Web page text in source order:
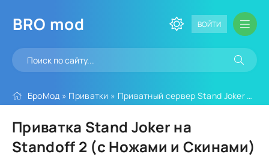
BRO mod ВОЙТИ
БроМод » Приватки » Приватный сервер Stand Joker на Standoff 2
Приватка Stand Joker на
Standoff 2 (с Ножами и Скинами)